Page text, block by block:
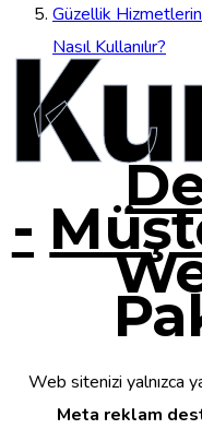
Güzellik
Nasıl Kullanılır?
-
Web sitenizi yalnızca
Meta reklam